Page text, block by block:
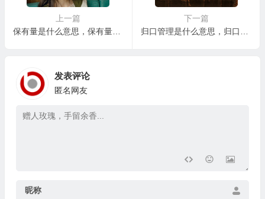
上一篇
保有量是什么意思，保有量高就一定是好事吗？
下一篇
发表评论
匿名网友
昵称